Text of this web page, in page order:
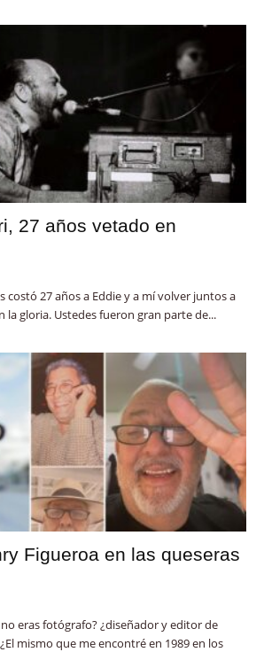
27 años vetado en
costó 27 años a Eddie y a mí volver juntos a
la gloria. Ustedes fueron gran parte de...
Figueroa en las queseras
no eras fotógrafo? ¿diseñador y editor de
mismo que me encontré en 1989 en los